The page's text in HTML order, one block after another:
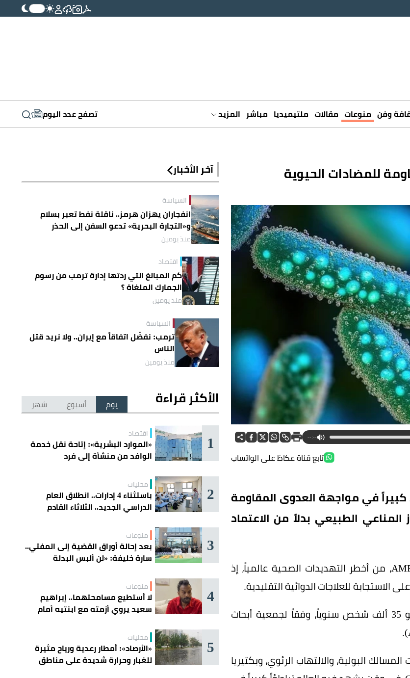
وفن منوعات مقالات ملتيميديا مباشر المزيد تصفح عدد اليوم
للمضادات الحيوية
--:--
تابع قناة عكاظ على الواتساب
في مواجهة العدوى المقاومة
المناعي الطبيعي بدلاً من الاعتماد
وتُعد مقاومة مضادات الميكروبات، المعروفة اختصاراً بـAMR، من أخطر التهديدات الصحية عالمياً، إذ
الاستجابة للعلاجات الدوائية التقليدية.
وفي بريطانيا وحدها، تسهم هذه الظاهرة في وفاة نحو 35 ألف شخص سنوياً، وفقاً لجمعية أبحاث
البولية، والالتهاب الرئوي، وبكتيريا
آخر الأخبار
السياسة
انفجاران يهزان هرمز.. ناقلة نفط تعبر بسلام
و«التجارة البحرية» تدعو السفن إلى الحذر
منذ يومين
اقتصاد
كم المبالغ التي ردتها إدارة ترمب من رسوم
الجمارك الملغاة ؟
منذ يومين
السياسة
ترمب: نفضّل اتفاقاً مع إيران.. ولا نريد قتل
الناس
منذ يومين
الأكثر قراءة يوم أسبوع شهر
1 اقتصاد
«الموارد البشرية»: إتاحة نقل خدمة
الوافد من منشأة إلى فرد
2 محليات
باستثناء 4 إدارات.. انطلاق العام
الدراسي الجديد.. الثلاثاء القادم
3 منوعات
بعد إحالة أوراق القضية إلى المفتي..
سارة خليفة: «لن ألبس البدلة
4 منوعات
لا أستطيع مسامحتهما.. إبراهيم
سعيد يروي أزمته مع ابنتيه أمام
5 محليات
«الأرصاد»: أمطار رعدية ورياح مثيرة
للغبار وحرارة شديدة على مناطق